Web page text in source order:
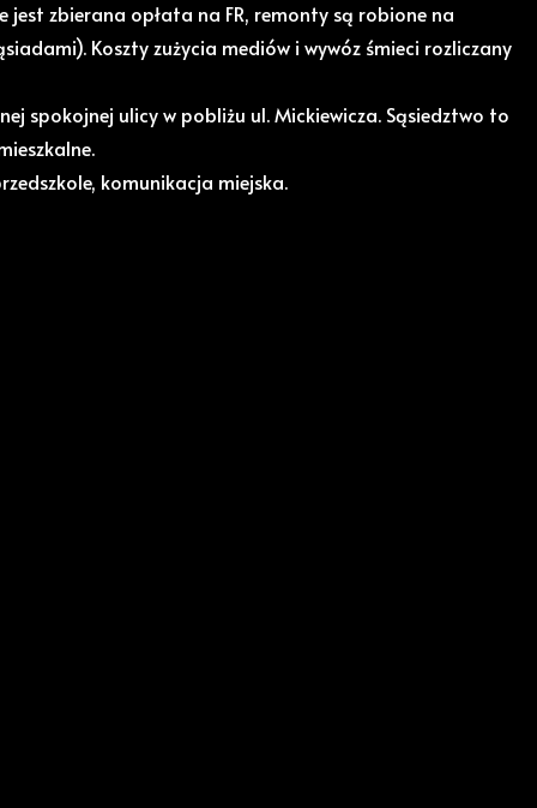
jest zbierana opłata na FR, remonty są robione na
Koszty zużycia mediów i wywóz śmieci rozliczany
spokojnej ulicy w pobliżu ul. Mickiewicza. Sąsiedztwo to
komunikacja miejska.